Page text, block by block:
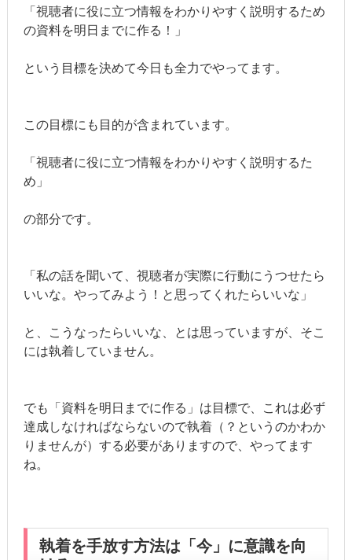
「視聴者に役に立つ情報をわかりやすく説明するため
の資料を明日までに作る！」
という目標を決めて今日も全力でやってます。
この目標にも目的が含まれています。
「視聴者に役に立つ情報をわかりやすく説明するた
め」
の部分です。
「私の話を聞いて、視聴者が実際に行動にうつせたら
いいな。やってみよう！と思ってくれたらいいな」
と、こうなったらいいな、とは思っていますが、そこ
には執着していません。
でも「資料を明日までに作る」は目標で、これは必ず
達成しなければならないので執着（？というのかわか
りませんが）する必要がありますので、やってます
ね。
執着を手放す方法は「今」に意識を向